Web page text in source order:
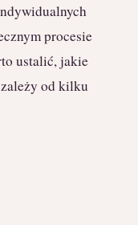
procesie
ustalić, jakie
od kilku